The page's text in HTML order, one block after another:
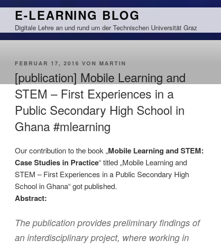
Zum
springen
E-LEARNING BLOG
Digitale Lehre an und rund um der Technischen Universität Graz
VERÖFFENTLICHT
FEBRUAR 17, 2016 VON MARTIN
[publication] Mobile Learning and
STEM – First Experiences in a
Public Secondary High School in
Ghana #mlearning
Our contribution to the book „Mobile Learning and STEM:
Case Studies in Practice“ titled „Mobile Learning and
STEM – First Experiences in a Public Secondary High
School in Ghana“ got published.
Abstract:
The publication provides preliminary findings of
an interdisciplinary project, where working in